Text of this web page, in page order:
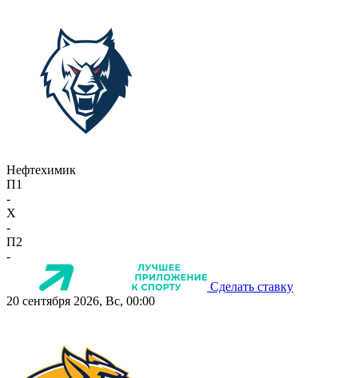
Нефтехимик
П1
-
X
-
П2
-
Сделать ставку
20 сентября 2026, Вс, 00:00